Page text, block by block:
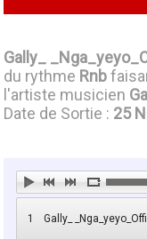
Gally_
du rythme Rnb
l'artiste musicien
Date de Sortie : 25
1 Gally_